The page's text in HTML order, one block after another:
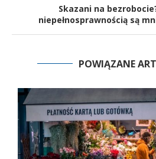
Skazani na
niepełnosprawnością są
POWIĄZANE